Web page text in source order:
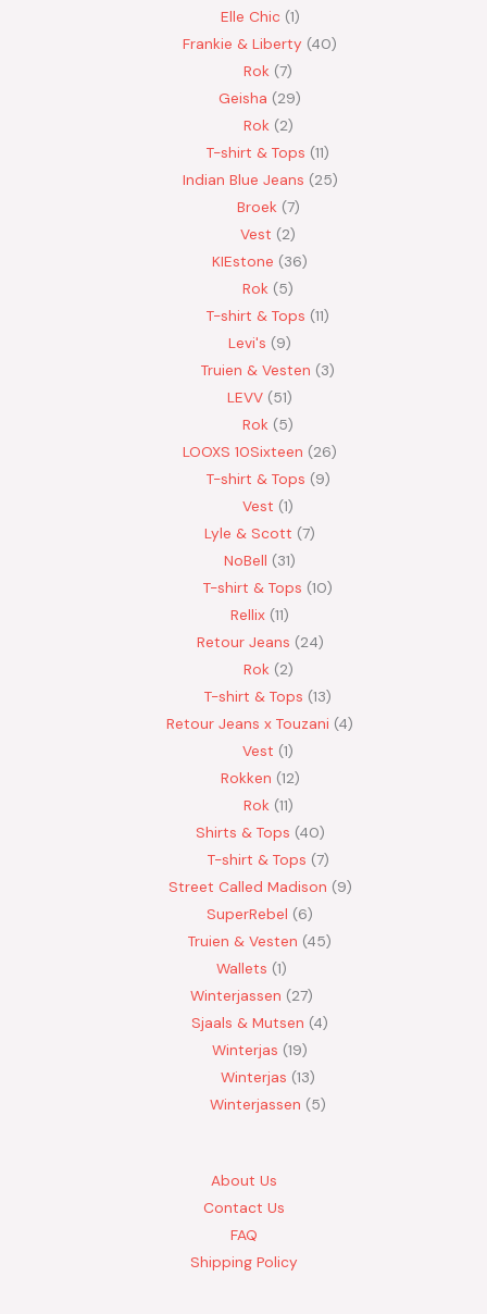
Elle Chic 1
Frankie & Liberty 40
Rok 7
Geisha
29
Rok 2
T-shirt & Tops 11
Indian Blue Jeans 25
Broek 7
Vest
2
KIEstone
36
Rok
5
T-shirt & Tops 11
Levi's
9
Truien & Vesten
3
LEVV 51
Rok
5
LOOXS 10Sixteen
26
T-shirt & Tops 9
Vest 1
Lyle & Scott 7
NoBell
31
T-shirt & Tops 10
Rellix 11
Retour Jeans 24
Rok 2
T-shirt & Tops 13
Retour Jeans x Touzani 4
Vest 1
Rokken 12
Rok 11
Shirts & Tops 40
T-shirt & Tops 7
Street Called Madison 9
SuperRebel
6
Truien & Vesten 45
Wallets 1
Winterjassen
27
Sjaals & Mutsen 4
Winterjas 19
Winterjas 13
Winterjassen
5
About Us
Contact Us
FAQ
Shipping Policy